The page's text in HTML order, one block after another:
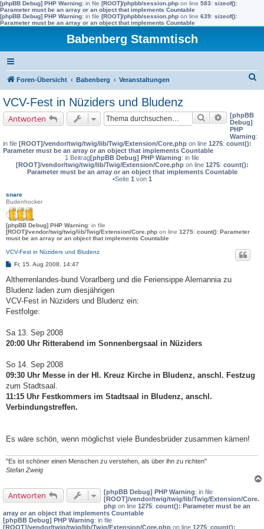
[phpBB Debug] PHP Warning: in file [ROOT]/phpbb/session.php on line 583: sizeof():
Parameter must be an array or an object that implements Countable
[phpBB Debug] PHP Warning: in file [ROOT]/phpbb/session.php on line 639: sizeof():
Parameter must be an array or an object that implements Countable
Babenberg Stammtisch
Foren-Übersicht Babenberg Veranstaltungen
VCV-Fest in Nüziders und Bludenz
Antworten Suche Erweiterte
[phpBB
Debug]
PHP
Warning:
in file [ROOT]/vendor/twig/twig/lib/Twig/Extension/Core.php on line 1275: count():
Parameter must be an array or an object that implements Countable
1 Beitrag[phpBB Debug] PHP Warning: in file
[ROOT]/vendor/twig/twig/lib/Twig/Extension/Core.phpon line 1275: count():
Parameter must be an array or an object that implements Countable
•Seite 1 von 1
snare
Budenhocker
[phpBB Debug] PHP Warning: in file
[ROOT]/vendor/twig/twig/lib/Twig/Extension/Core.php on line 1275: count(): Parameter
must be an array or an object that implements Countable
VCV-Fest in Nüziders und Bludenz
B
i
r
a
Fr, 15. Aug 2008, 14:47
Altherrenlandes-bund Vorarlberg und die Feriensippe Alemannia zu
Bludenz laden zum diesjährigen
VCV-Fest in Nüziders und Bludenz ein:
Festfolge:
Sa 13. Sep 2008
20:00 Uhr Ritterabend im Sonnenbergsaal in Nüziders
So 14. Sep 2008
09:30 Uhr Messe in der Hl. Kreuz Kirche in Bludenz, anschl. Festzug
zum Stadtsaal.
11:15 Uhr Festkommers im Stadtsaal in Bludenz, anschl.
Verbindungstreffen.
Es wäre schön, wenn möglichst viele Bundesbrüder zusammen kämen!
"Es ist schöner einen Menschen zu verstehen, als über ihn zu richten"
Stefan Zweig
Antworten [phpBB Debug] PHP Warning: in file
[ROOT]/vendor/twig/twig/lib/Twig/Extension/Core.
php on line 1275: count(): Parameter must be an
array or an object that implements Countable
[phpBB Debug] PHP Warning: in file
[ROOT]/vendor/twig/twig/lib/Twig/Extension/Core.php on line 1275: count():